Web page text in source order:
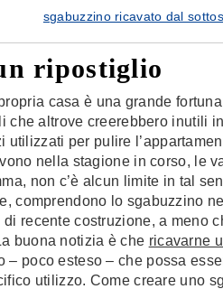
sgabuzzino ricavato dal
ripostiglio
casa è una grande
che altrove creerebbero inutili
per pulire
nella stagione in corso, le
non c’è alcun limite in tal
comprendono lo sgabuzzino
recente costruzione, a meno
buona notizia è che ricavarne
– poco esteso – che possa
utilizzo. Come creare uno